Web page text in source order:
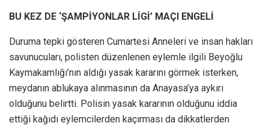
BU KEZ DE ‘ŞAMPİYONLAR LİGİ’ MAÇI ENGELİ
Duruma tepki gösteren Cumartesi Anneleri ve insan hakları
savunucuları, polisten düzenlenen eylemle ilgili Beyoğlu
Kaymakamlığı’nın aldığı yasak kararını görmek isterken,
meydanın ablukaya alınmasının da Anayasa’ya aykırı
olduğunu belirtti. Polisin yasak kararının olduğunu iddia
ettiği kağıdı eylemcilerden kaçırması da dikkatlerden